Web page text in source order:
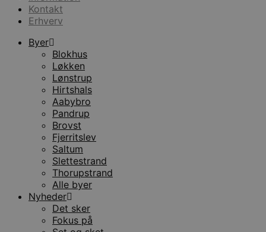
Kontakt
Erhverv
Byer
Blokhus
Løkken
Lønstrup
Hirtshals
Aabybro
Pandrup
Brovst
Fjerritslev
Saltum
Slettestrand
Thorupstrand
Alle byer
Nyheder
Det sker
Fokus på